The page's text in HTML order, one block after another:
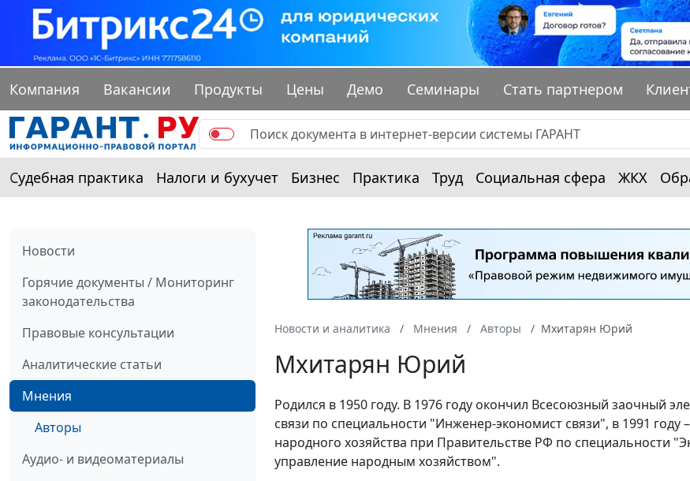
Компания Вакансии Продукты Цены Демо Семинары Стать партнером
Судебная практика Налоги и бухучет Бизнес Практика Труд Социальная сфера ЖКХ
Новости
Горячие документы / Мониторинг
законодательства
Правовые консультации
Аналитические статьи
Мнения
Авторы
Аудио- и видеоматериалы
Новости и аналитика Мнения Авторы Мхитарян Юрий
Мхитарян Юрий
Родился в 1950 году. В 1976 году окончил Всесоюзный заочный
связи по специальности "Инженер-экономист связи", в 1991 году
народного хозяйства при Правительстве РФ по специальности
управление народным хозяйством".